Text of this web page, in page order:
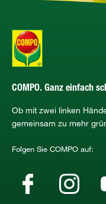
COMPO. Ganz einfach
Ob mit zwei linken
gemeinsam zu mehr
Folgen Sie COMPO auf: